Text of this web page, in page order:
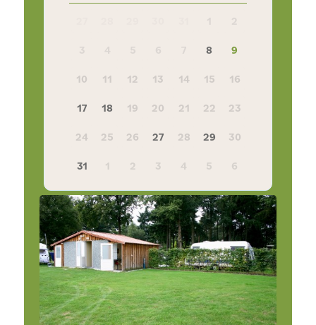
8 9
10 11 12 13 14 15 16
17 18 19 20 21 22 23
24 25 26 27 28 29 30
31 1 2 3 4 5 6